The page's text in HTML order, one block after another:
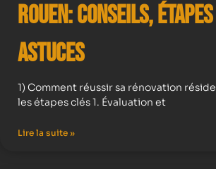
Rouen: Conseils,
Astuces
1) Comment réussir sa rénovation
les étapes clés 1. Évaluation et
Lire la suite »